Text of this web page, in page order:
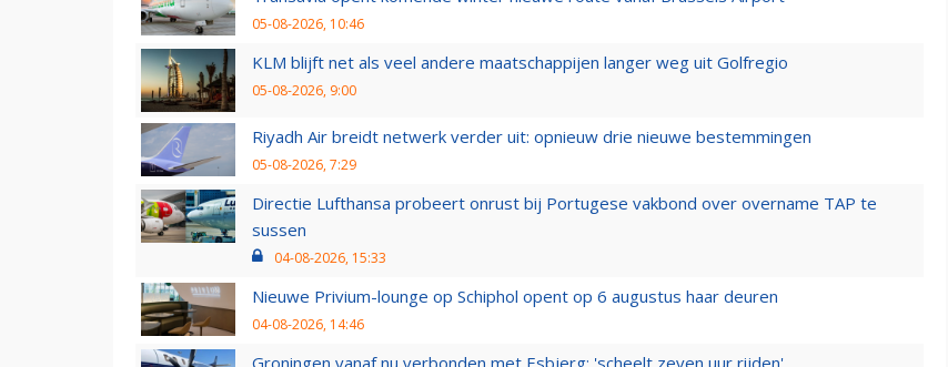
05-08-2026, 10:46
KLM blijft net als veel andere maatschappijen langer weg uit Golfregio
05-08-2026, 9:00
Riyadh Air breidt netwerk verder uit: opnieuw drie nieuwe bestemmingen
05-08-2026, 7:29
Directie Lufthansa probeert onrust bij Portugese vakbond over overname TAP te
sussen
04-08-2026, 15:33
Nieuwe Privium-lounge op Schiphol opent op 6 augustus haar deuren
04-08-2026, 14:46
Groningen vanaf nu verbonden met Esbjerg: 'scheelt zeven uur rijden'